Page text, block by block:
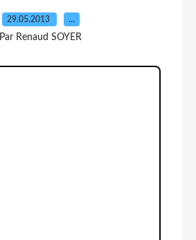
29.05.2013 …
Par Renaud SOYER